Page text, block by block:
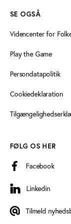
SE OGSÅ
Videncenter for
Play the Game
Persondatapolitik
Cookiedeklaration
FØLG OS HER
Facebook
Linkedin
Linkedin
Tilmeld
Tilmeld